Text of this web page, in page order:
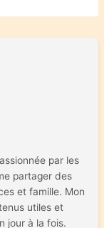
par les
partager des
et famille. Mon
utiles et
jour à la fois.